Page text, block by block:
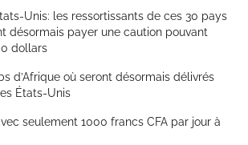
Unis: les ressortissants de ces 30 pays
désormais payer une caution pouvant
dollars
d’Afrique où seront désormais délivrés
États-Unis
seulement 1000 francs CFA par jour à